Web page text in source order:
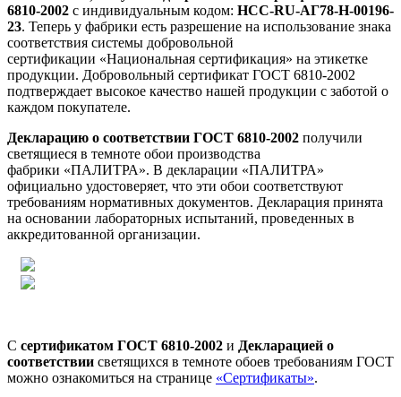
6810-2002 с индивидуальным кодом: HCC-RU-АГ78-H-00196-
23. Теперь у фабрики есть разрешение на использование знака
соответствия системы добровольной
сертификации «Национальная сертификация» на этикетке
продукции. Добровольный сертификат ГОСТ 6810-2002
подтверждает высокое качество нашей продукции с заботой о
каждом покупателе.
Декларацию о соответствии ГОСТ 6810-2002 получили
светящиеся в темноте обои производства
фабрики «ПАЛИТРА». В декларации «ПАЛИТРА»
официально удостоверяет, что эти обои соответствуют
требованиям нормативных документов. Декларация принята
на основании лабораторных испытаний, проведенных в
аккредитованной организации.
С сертификатом ГОСТ 6810-2002 и Декларацией о
соответствии светящихся в темноте обоев требованиям ГОСТ
можно ознакомиться на странице «Сертификаты».